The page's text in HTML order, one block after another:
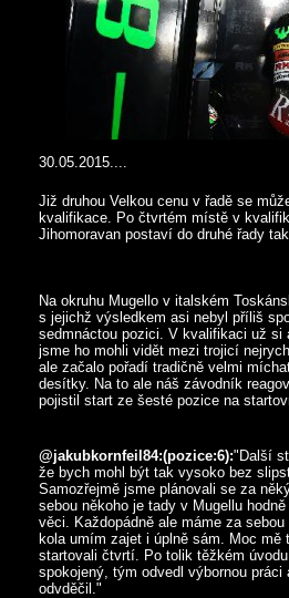
30.05.2015....
Již druhou Velkou cenu v řadě se
kvalifikace. Po čtvrtém místě v
Jihomoravan postaví do druhé řady
Na okruhu Mugello v italském
s jejichž výsledkem asi nebyl příliš
sedmnáctou pozici. V kvalifikaci už si
jsme ho mohli vidět mezi trojicí
ale začalo pořadí tradičně velmi
desítky. Na to ale náš závodník
pojistil start ze šesté pozice na
@jakubkornfeil84:(pozice:6):"Další
že bych mohl být tak vysoko bez
Samozřejmě jsme plánovali se za
sebou někoho je tady v Mugellu
věci. Každopádně ale máme za
kola umím zajet i úplně sám. Moc
startovali čtvrtí. Po tolik těžkém
spokojený, tým odvedl výbornou
odvděčil."